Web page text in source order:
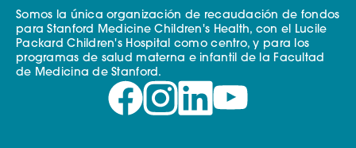
Somos la única organización de recaudación de fondos
para Stanford Medicine Children's Health, con el Lucile
Packard Children's Hospital como centro, y para los
programas de salud materna e infantil de la Facultad
de Medicina de Stanford.